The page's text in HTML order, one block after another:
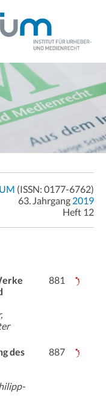
(ISSN: 0177-6762)
63. Jahrgang 2019
Heft 12
881
des
887